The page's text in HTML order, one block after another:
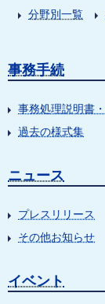
分野別一覧
事務手続
事務処理説明書
過去の様式集
ニュース
プレスリリース
その他お知らせ
イベント